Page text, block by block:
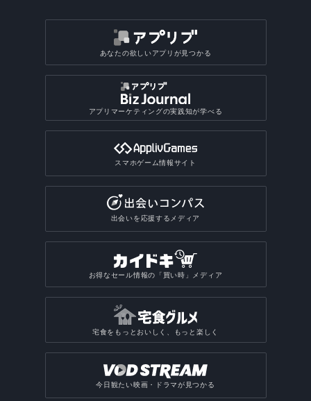
あなたの欲しいアプリが見つかる
アプリマーケティングの実践知が学べる
スマホゲーム情報サイト
出会いを応援するメディア
お得なセール情報の「買い時」メディア
宅食をもっとおいしく、もっと楽しく
今日観たい映画・ドラマが見つかる